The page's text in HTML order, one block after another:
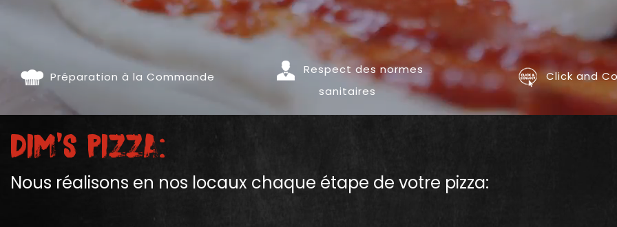
Préparation à la Commande
Respect des normes
sanitaires
Click and
Dim's Pizza:
Nous réalisons en nos locaux chaque étape de votre pizza: